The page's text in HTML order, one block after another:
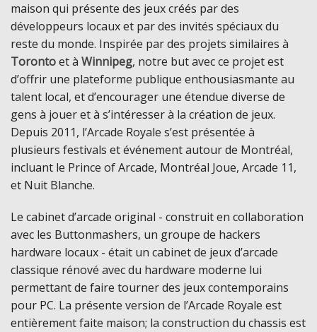
maison qui présente des jeux créés par des
développeurs locaux et par des invités spéciaux du
reste du monde. Inspirée par des projets similaires à
Torontoet à Winnipeg, notre but avec ce projet est
d’offrir une plateforme publique enthousiasmante au
talent local, et d’encourager une étendue diverse de
gens à jouer et à s’intéresser à la création de jeux.
Depuis 2011, l’Arcade Royale s’est présentée à
plusieurs festivals et événement autour de Montréal,
incluant le Prince of Arcade, Montréal Joue, Arcade 11,
et Nuit Blanche.
Le cabinet d’arcade original - construit en collaboration
avec les Buttonmashers, un groupe de hackers
hardware locaux - était un cabinet de jeux d’arcade
classique rénové avec du hardware moderne lui
permettant de faire tourner des jeux contemporains
pour PC. La présente version de l’Arcade Royale est
entièrement faite maison; la construction du chassis est